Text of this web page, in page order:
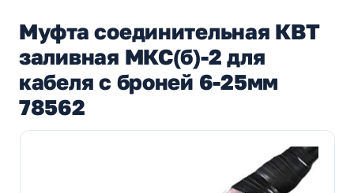
Муфта соединительная КВТ
заливная МКС(б)-2 для
кабеля с броней 6-25мм
78562